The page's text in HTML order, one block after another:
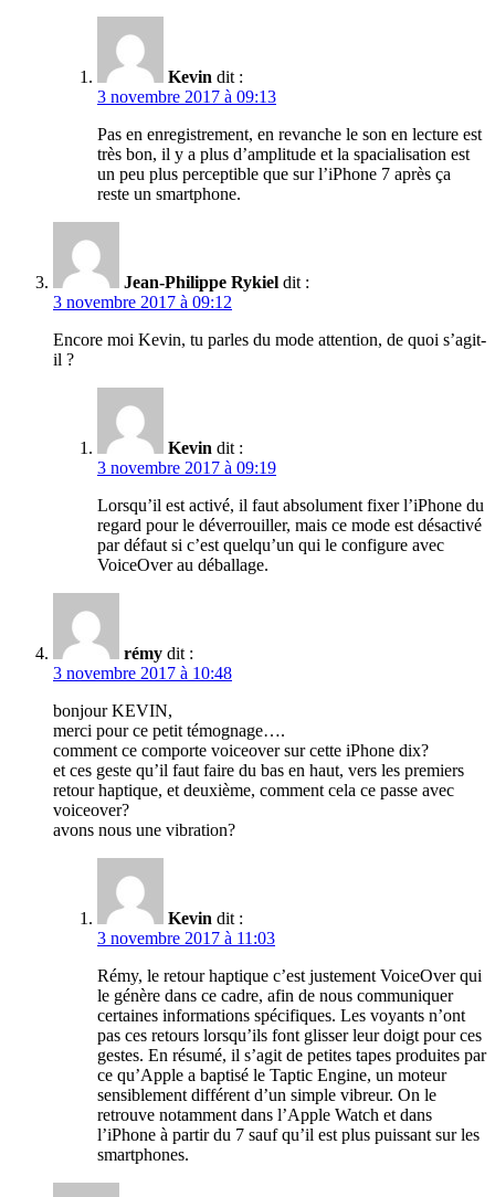
Kevin dit :
3 novembre 2017 à 09:13
Pas en enregistrement, en revanche le son en lecture est
très bon, il y a plus d’amplitude et la spacialisation est
un peu plus perceptible que sur l’iPhone 7 après ça
reste un smartphone.
Jean-Philippe Rykiel dit :
3 novembre 2017 à 09:12
Encore moi Kevin, tu parles du mode attention, de quoi s’agit-
il ?
Kevin dit :
3 novembre 2017 à 09:19
Lorsqu’il est activé, il faut absolument fixer l’iPhone du
regard pour le déverrouiller, mais ce mode est désactivé
par défaut si c’est quelqu’un qui le configure avec
VoiceOver au déballage.
rémy dit :
3 novembre 2017 à 10:48
bonjour KEVIN,
merci pour ce petit témognage….
comment ce comporte voiceover sur cette iPhone dix?
et ces geste qu’il faut faire du bas en haut, vers les premiers
retour haptique, et deuxième, comment cela ce passe avec
voiceover?
avons nous une vibration?
Kevin dit :
3 novembre 2017 à 11:03
Rémy, le retour haptique c’est justement VoiceOver qui
le génère dans ce cadre, afin de nous communiquer
certaines informations spécifiques. Les voyants n’ont
pas ces retours lorsqu’ils font glisser leur doigt pour ces
gestes. En résumé, il s’agit de petites tapes produites par
ce qu’Apple a baptisé le Taptic Engine, un moteur
sensiblement différent d’un simple vibreur. On le
retrouve notamment dans l’Apple Watch et dans
l’iPhone à partir du 7 sauf qu’il est plus puissant sur les
smartphones.